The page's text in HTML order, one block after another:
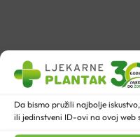
Da bismo pružili najbolje
ili jedinstveni ID-ovi na ovoj web